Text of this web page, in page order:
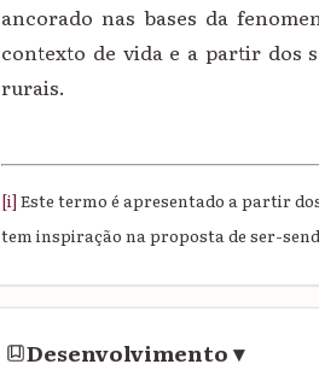
ancorado nas bases da
contexto de vida e a partir dos
rurais.
[i] Este termo é apresentado a partir
tem inspiração na proposta de ser-
Desenvolvimento▾